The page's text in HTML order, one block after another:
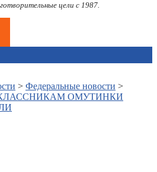
цели с 1987.
> Федеральные новости >
ОМУТИНКИ